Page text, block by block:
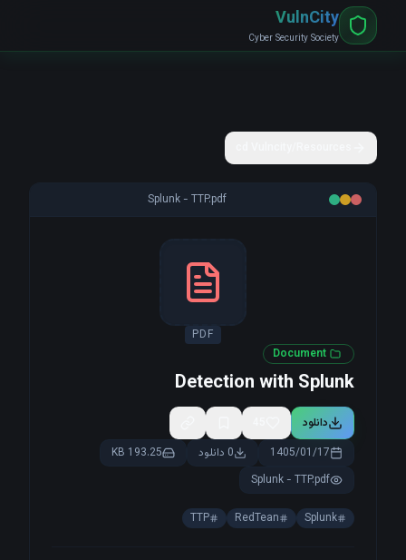
VulnCity
Cyber Security Society
Splunk - TTP.pdf
PDF
Document
Detection with Splunk
دانلود
1405/01/17
0 دانلود
193.25 KB
Splunk - TTP.pdf
Splunk
RedTean
TTP